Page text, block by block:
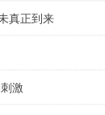
真正到来
激